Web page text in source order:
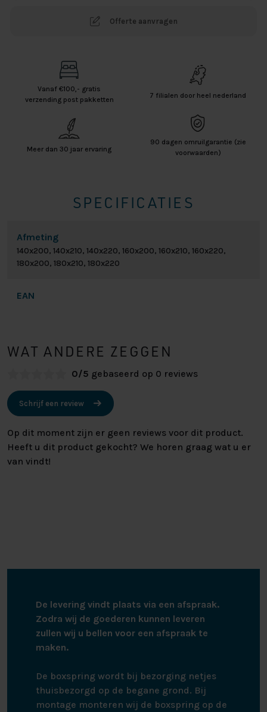
Offerte aanvragen
Vanaf €100,- gratis
verzending post pakketten
7 filialen door heel nederland
Meer dan 30 jaar ervaring
90 dagen omruilgarantie (zie
voorwaarden)
SPECIFICATIES
Afmeting
140x200, 140x210, 140x220, 160x200, 160x210, 160x220,
180x200, 180x210, 180x220
EAN
WAT ANDERE ZEGGEN
0/5 gebaseerd op 0 reviews
Schrijf een review
Op dit moment zijn er geen reviews voor dit product.
Heeft u dit product gekocht? We horen graag wat u er
van vindt!
De levering vindt plaats via een afspraak.
Zodra wij de goederen kunnen leveren
zullen wij u bellen voor een afspraak te
maken.
De boxspring wordt bij bezorging netjes
thuisbezorgd op de begane grond. Bij
montage monteren wij de boxspring op de